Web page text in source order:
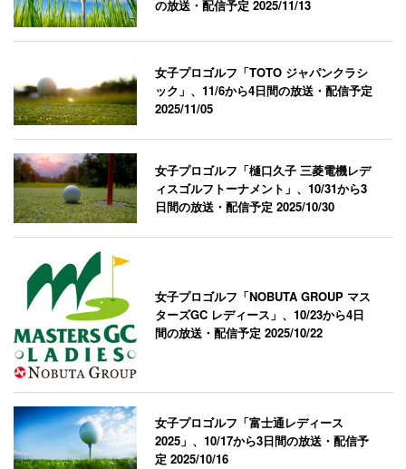
の放送・配信予定2025/11/13
女子プロゴルフ「TOTO ジャパンクラシ
ック」、11/6から4日間の放送・配信予定
2025/11/05
女子プロゴルフ「樋口久子 三菱電機レデ
ィスゴルフトーナメント」、10/31から3
日間の放送・配信予定2025/10/30
女子プロゴルフ「NOBUTA GROUP マス
ターズGC レディース」、10/23から4日
間の放送・配信予定2025/10/22
女子プロゴルフ「富士通レディース
2025」、10/17から3日間の放送・配信予
定2025/10/16